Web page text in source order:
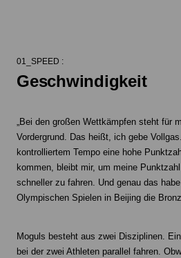
01_SPEED :
Geschwindigkeit
„Bei den großen Wettkämpfen steht für
Vordergrund. Das heißt, ich gebe
kontrolliertem Tempo eine hohe
kommen, bleibt mir, um meine
schneller zu fahren. Und genau das
Olympischen Spielen in Beijing die
Moguls besteht aus zwei Disziplinen.
bei der zwei Athleten parallel fahren.